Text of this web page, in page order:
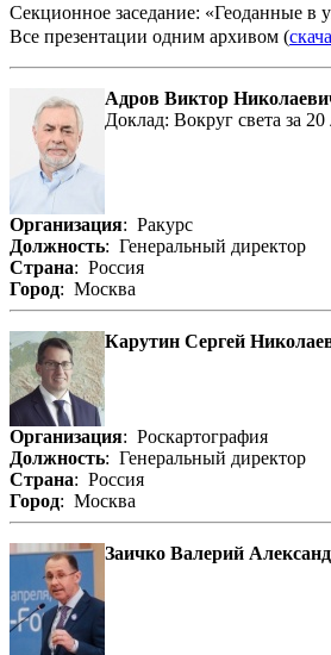
Секционное заседание: «Геоданные в
Все презентации одним архивом (
Адров Виктор
Доклад: Вокруг света за
Организация: Ракурс
Должность: Генеральный директор
Страна: Россия
Город: Москва
Карутин Сергей
Организация: Роскартография
Должность: Генеральный директор
Страна: Россия
Город: Москва
Заичко Валерий